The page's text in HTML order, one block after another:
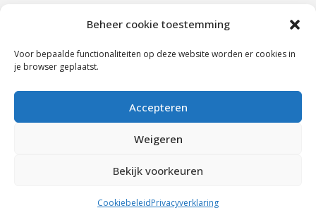
Beheer cookie toestemming
Voor bepaalde functionaliteiten op deze website worden er cookies in
je browser geplaatst.
Accepteren
Weigeren
Bekijk voorkeuren
CookiebeleidPrivacyverklaring
HOME | WEBDESIGN – WEBSITE OP MAAT
|
| WEBSITES PORTFOLIO
Aangedreven doorFluida&WordPress.